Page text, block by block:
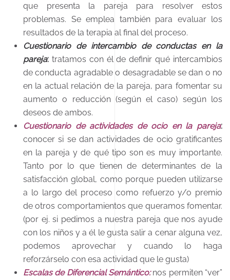
que presenta la pareja para resolver estos
problemas. Se emplea también para evaluar los
resultados de la terapia al final del proceso.
Cuestionario de intercambio de conductas en la
pareja: tratamos con él de definir qué intercambios
de conducta agradable o desagradable se dan o no
en la actual relación de la pareja, para fomentar su
aumento o reducción (según el caso) según los
deseos de ambos.
Cuestionario de actividades de ocio en la pareja:
conocer si se dan actividades de ocio gratificantes
en la pareja y de qué tipo son es muy importante.
Tanto por lo que tienen de determinantes de la
satisfacción global, como porque pueden utilizarse
a lo largo del proceso como refuerzo y/o premio
de otros comportamientos que queramos fomentar.
(por ej. si pedimos a nuestra pareja que nos ayude
con los niños y a él le gusta salir a cenar alguna vez,
podemos aprovechar y cuando lo haga
reforzárselo con esa actividad que le gusta)
Escalas de Diferencial Semántico: nos permiten “ver”